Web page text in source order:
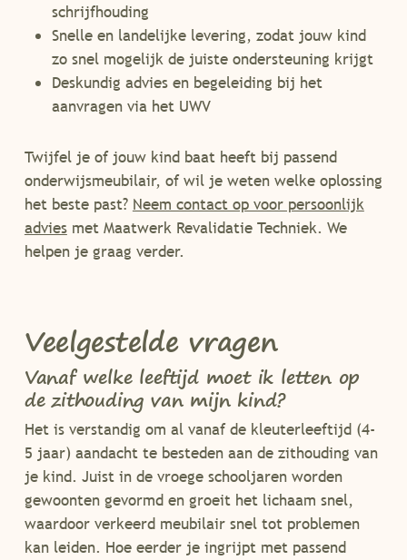
schrijfhouding
Snelle en landelijke levering, zodat jouw kind
zo snel mogelijk de juiste ondersteuning krijgt
Deskundig advies en begeleiding bij het
aanvragen via het UWV
Twijfel je of jouw kind baat heeft bij passend
onderwijsmeubilair, of wil je weten welke oplossing
het beste past? Neem contact op voor persoonlijk
adviesmet Maatwerk Revalidatie Techniek. We
helpen je graag verder.
Veelgestelde vragen
Vanaf welke leeftijd moet ik letten op
de zithouding van mijn kind?
Het is verstandig om al vanaf de kleuterleeftijd (4-
5 jaar) aandacht te besteden aan de zithouding van
je kind. Juist in de vroege schooljaren worden
gewoonten gevormd en groeit het lichaam snel,
waardoor verkeerd meubilair snel tot problemen
kan leiden. Hoe eerder je ingrijpt met passend